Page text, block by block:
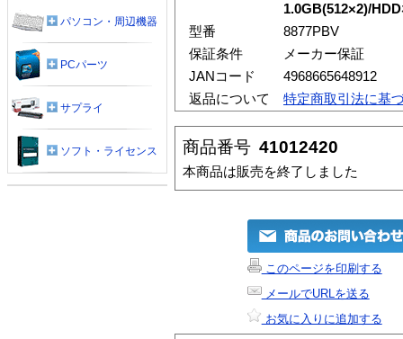
1.0GB(512×2)/
型番
8877PBV
保証条件
メーカー保証
JANコード
4968665648912
返品について
特定商取引法に基
商品番号 41012420
本商品は販売を終了しました
このページを印刷する
メールでURLを送る
お気に入りに追加する
パソコン・周辺機器
PCパーツ
サプライ
ソフト・ライセンス